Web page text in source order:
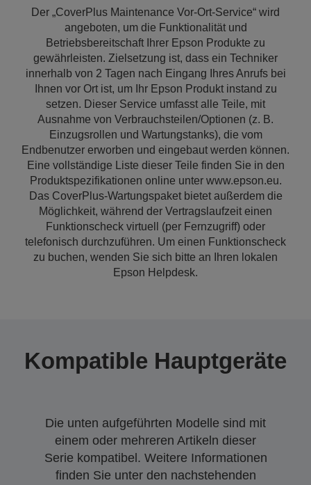
Der „CoverPlus Maintenance Vor-Ort-Service“ wird
angeboten, um die Funktionalität und
Betriebsbereitschaft Ihrer Epson Produkte zu
gewährleisten. Zielsetzung ist, dass ein Techniker
innerhalb von 2 Tagen nach Eingang Ihres Anrufs bei
Ihnen vor Ort ist, um Ihr Epson Produkt instand zu
setzen. Dieser Service umfasst alle Teile, mit
Ausnahme von Verbrauchsteilen/Optionen (z. B.
Einzugsrollen und Wartungstanks), die vom
Endbenutzer erworben und eingebaut werden können.
Eine vollständige Liste dieser Teile finden Sie in den
Produktspezifikationen online unter www.epson.eu.
Das CoverPlus-Wartungspaket bietet außerdem die
Möglichkeit, während der Vertragslaufzeit einen
Funktionscheck virtuell (per Fernzugriff) oder
telefonisch durchzuführen. Um einen Funktionscheck
zu buchen, wenden Sie sich bitte an Ihren lokalen
Epson Helpdesk.
Kompatible Hauptgeräte
Die unten aufgeführten Modelle sind mit
einem oder mehreren Artikeln dieser
Serie kompatibel. Weitere Informationen
finden Sie unter den nachstehenden